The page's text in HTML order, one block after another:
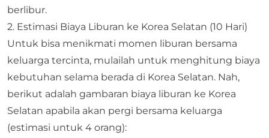
berlibur.
2. Estimasi Biaya Liburan ke Korea Selatan (10 Hari)
Untuk bisa menikmati momen liburan bersama
keluarga tercinta, mulailah untuk menghitung biaya
kebutuhan selama berada di Korea Selatan. Nah,
berikut adalah gambaran biaya liburan ke Korea
Selatan apabila akan pergi bersama keluarga
(estimasi untuk 4 orang):